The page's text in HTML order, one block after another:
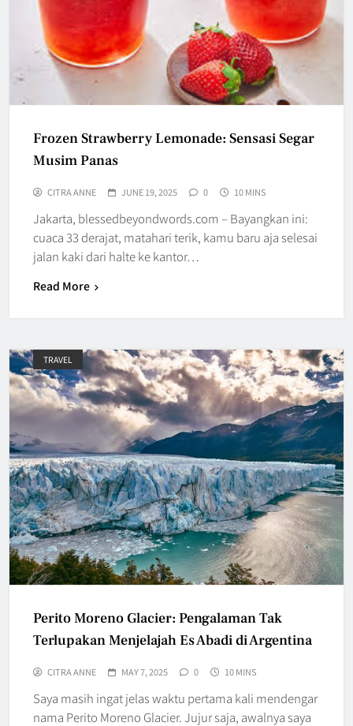
Frozen Strawberry Lemonade: Sensasi Segar
Musim Panas
CITRA ANNE JUNE 19, 2025 0 10 MINS
Jakarta, blessedbeyondwords.com – Bayangkan ini:
cuaca 33 derajat, matahari terik, kamu baru aja selesai
jalan kaki dari halte ke kantor…
Read More
TRAVEL
Perito Moreno Glacier: Pengalaman Tak
Terlupakan Menjelajah Es Abadi di Argentina
CITRA ANNE MAY 7, 2025 0 10 MINS
Saya masih ingat jelas waktu pertama kali mendengar
nama Perito Moreno Glacier. Jujur saja, awalnya saya